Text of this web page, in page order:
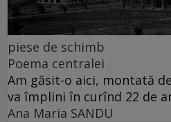
piese de schimb
Poema centralei
Am găsit-o aici, montată
va împlini în curînd 22 de
Ana Maria SANDU